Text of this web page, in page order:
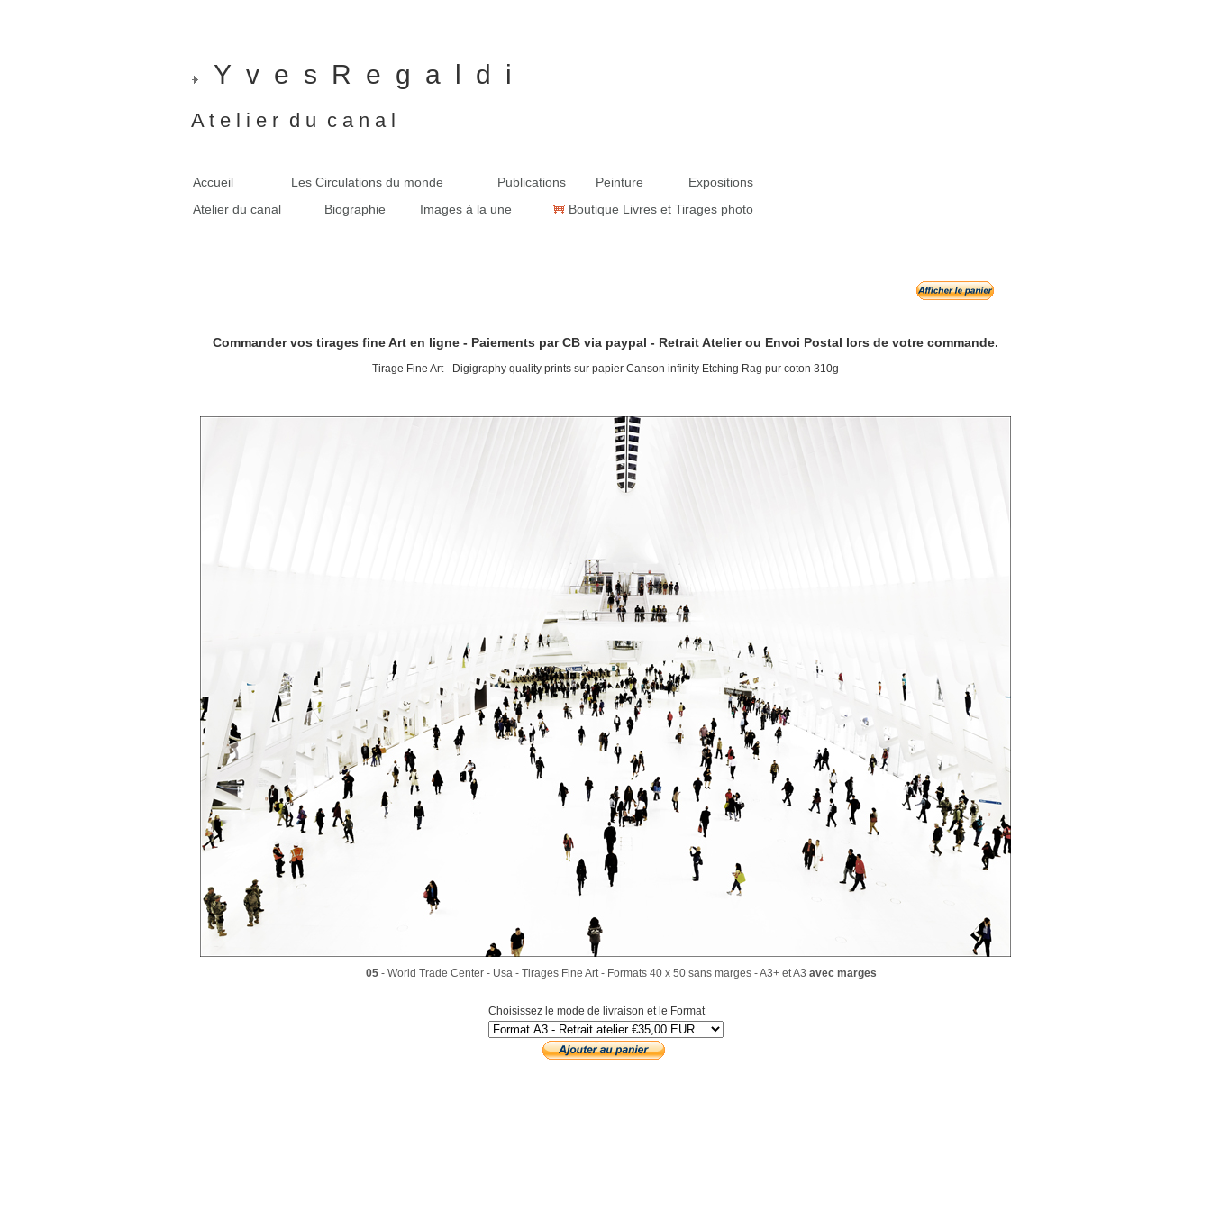
Y v e s R e g a l d i
A t e l i e r d u c a n a l
Accueil Les Circulations du monde Publications Peinture
Expositions
Atelier du canal
Biographie Images à la une Boutique Livres et Tirages photo
Commander vos tirages fine Art en ligne - Paiements par CB via paypal - Retrait Atelier ou Envoi Postal lors de votre commande.
Tirage Fine Art - Digigraphy quality prints sur papier Canson infinity Etching Rag pur coton 310g
05 - World Trade Center - Usa - Tirages Fine Art - Formats 40 x 50 sans marges - A3+ et A3 avec marges
Choisissez le mode de livraison et le Format